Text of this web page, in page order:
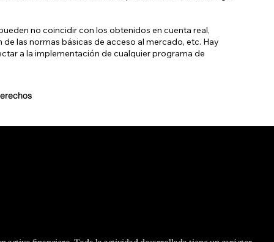
no coincidir con los obtenidos en cuenta real,
las normas básicas de acceso al mercado, etc. Hay
a la implementación de cualquier programa de